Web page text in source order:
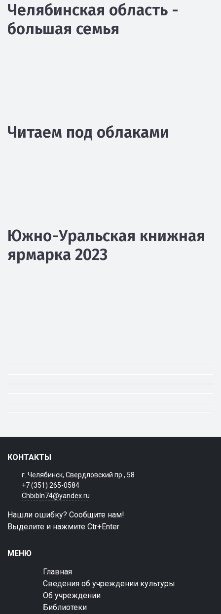
Челябинская область -
большая семья
Читаем под облаками
Южно-Уральская книжная
ярмарка 2023
КОНТАКТЫ
г. Челябинск, Свердловский пр., 58
+7 (351) 265-0584
Chbibln74@yandex.ru
Нашли ошибку? Сообщите нам!
Выделите и нажмите Ctr+Enter
МЕНЮ
Главная
Сведения об учреждении культуры
Об учреждении
Библиотеки